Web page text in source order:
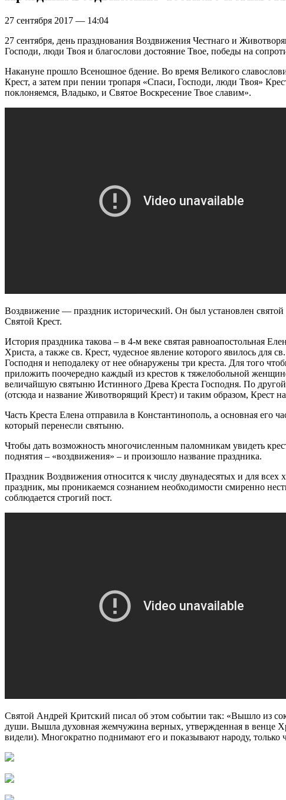
27 сентября 2017 — 14:04
27 сентября, день празднования Воздвижения Честнаго и
Господи, люди Твоя и благослови достояние Твое, победы на
Накануне прошло Всеношное бдение. Во время Великого
Крест, а затем при пении тропаря «Спаси, Господи, люди Твоя»
поклоняемся, Владыко, и Святое Воскресение Твое славим».
Воздвижение — праздник исторический. Он был установлен
Святой Крест.
История праздника такова – в 4-м веке святая равноапостольная
Христа, а также св. Крест, чудесное явление которого явилось для
Господня и неподалеку от нее обнаружены три креста. Для того
приложить поочередно каждый из крестов к тяжелобольной
величайшую святыню Истинного Древа Креста Господня. По другой
(отсюда и название Животворящий Крест) и таким образом, Крест
Часть Креста Елена отправила в Константинополь, а основная
который перенесли святыню.
Чтобы дать возможность многочисленным паломникам увидеть
поднятия – «воздвижения» – и произошло название праздника.
Праздник Воздвижения относится к числу двунадесятых и для
праздник, мы проникаемся сознанием необходимости смиренно
соблюдается строгий пост.
Святой Андрей Критский писал об этом событии так: «Вышло из
души. Вышла духовная жемчужина верных, утвержденная в венце
видели). Многократно поднимают его и показывают народу, только